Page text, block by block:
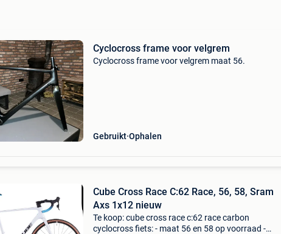
Cyclocross frame voor velgrem
Cyclocross frame voor velgrem maat 56.
Gebruikt Ophalen
Cube Cross Race C:62 Race, 56, 58, Sram
Axs 1x12 nieuw
Te koop: cube cross race c:62 race carbon
cyclocross fiets: - maat 56 en 58 op voorraad -